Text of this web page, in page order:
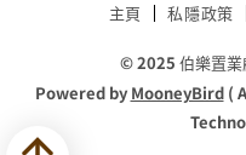
主頁 私隱政策
© 2025 伯樂置業
Powered by MooneyBird(